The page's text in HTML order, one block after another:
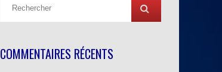
COMMENTAIRES RÉCENTS